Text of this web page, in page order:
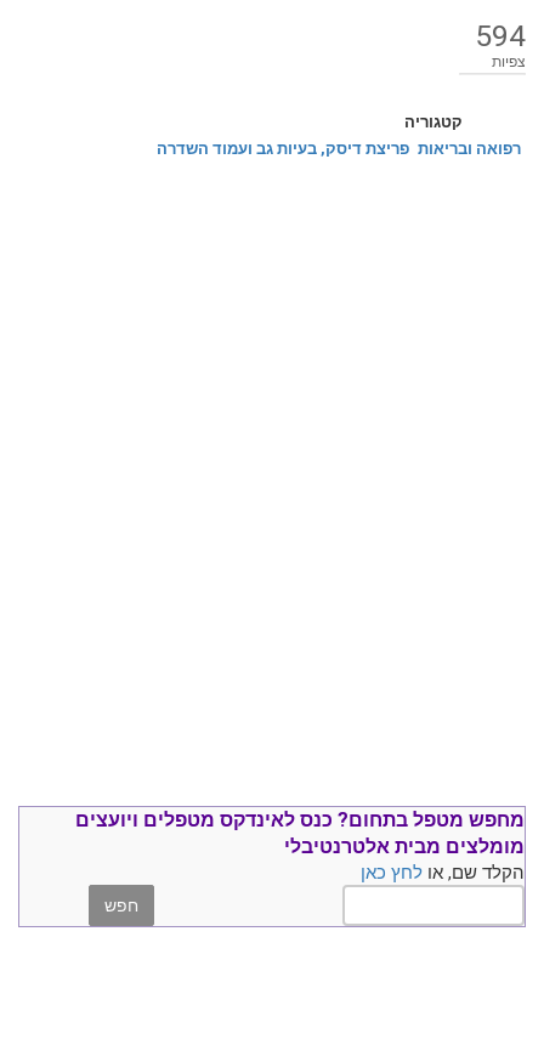
594
צפיות
קטגוריה
רפואה ובריאות פריצת דיסק, בעיות גב ועמוד השדרה
מחפש מטפל בתחום? כנס לאינדקס מטפלים ויועצים
מומלצים מבית אלטרנטיבלי
הקלד שם, או לחץ כאן